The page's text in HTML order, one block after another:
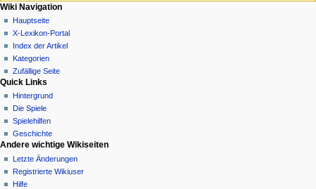
N
a
v
g
a
o
n
s
m
Seitenaktionen
Datei
Diskussion
Lesen
Quelltext
anzeigen
Versionsgeschichte
Meine Werkzeuge
Anmelden
Wiki Navigation
Hauptseite
X-Lexikon-Portal
Index der Artikel
Kategorien
Zufällige Seite
Quick Links
Hintergrund
Die Spiele
Spielehilfen
Geschichte
Andere wichtige Wikiseiten
Letzte Änderungen
Registrierte Wikiuser
Hilfe